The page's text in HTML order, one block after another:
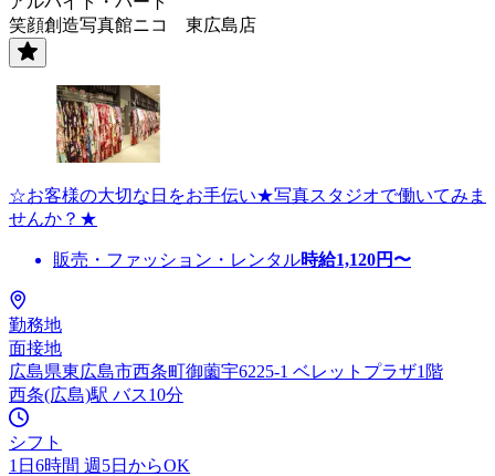
笑顔創造写真館ニコ 東広島店
☆お客様の大切な日をお手伝い★写真スタジオで働いてみま
せんか？★
販売・ファッション・レンタル時給1,120円〜
勤務地
面接地
広島県東広島市西条町御薗宇6225-1 ベレットプラザ1階
西条(広島)駅 バス10分
シフト
1日6時間 週5日からOK